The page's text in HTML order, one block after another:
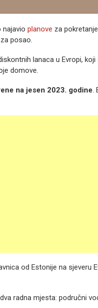
najavio planove za
posao.
lanaca u Evropi,
domove.
na jesen 2023. godine.
od Estonije na sjeveru
radna mjesta: područni